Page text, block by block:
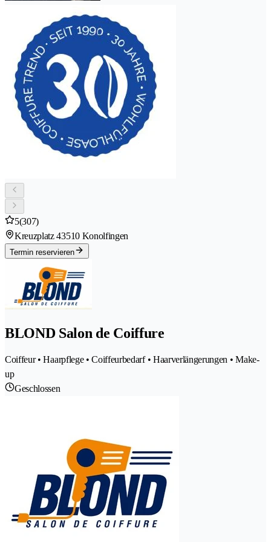
5(307)
Kreuzplatz 43510 Konolfingen
Termin reservieren
BLOND Salon de Coiffure
Coiffeur • Haarpflege • Coiffeurbedarf • Haarverlängerungen • Make-
up
Geschlossen